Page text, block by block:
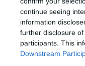
continue seeing
information
further disclosure
participants. This
Downstream